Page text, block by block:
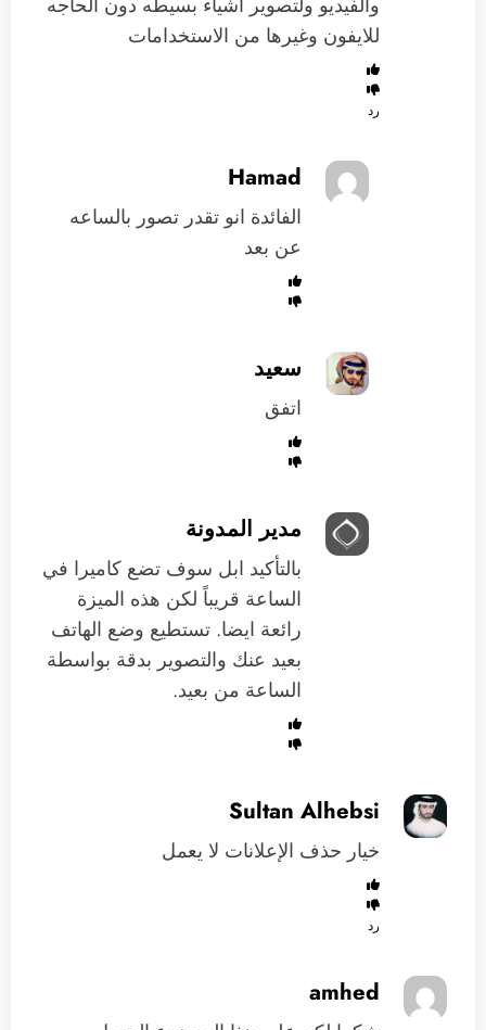
والفيديو ولتصوير اشياء بسيطه دون الحاجه
للايفون وغيرها من الاستخدامات
رد
Hamad
الفائدة انو تقدر تصور بالساعه
عن بعد
سعيد
اتفق
مدير المدونة
بالتأكيد ابل سوف تضع كاميرا في
الساعة قريباً لكن هذه الميزة
رائعة ايضا. تستطيع وضع الهاتف
بعيد عنك والتصوير بدقة بواسطة
الساعة من بعيد.
Sultan Alhebsi
خيار حذف الإعلانات لا يعمل
رد
amhed